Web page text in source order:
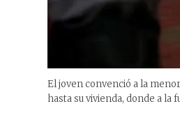
El joven convenció a la
hasta su vivienda, donde a